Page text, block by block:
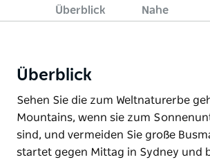
Überblick
Nahe
Überblick
Sehen Sie die zum Weltnaturerbe
Mountains, wenn sie zum
sind, und vermeiden Sie große
startet gegen Mittag in Sydney und